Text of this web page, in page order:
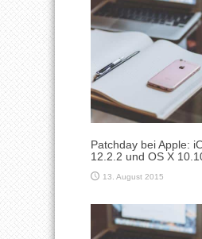
Patchday bei Apple:
12.2.2 und OS X
13. August 2015